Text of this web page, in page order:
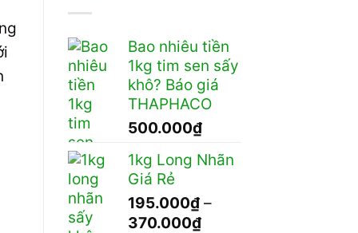
Bao nhiêu tiền
1kg tim sen sấy
khô? Báo giá
THAPHACO
500.000₫
1kg Long Nhãn
Giá Rẻ
195.000₫ –
370.000₫Khoảng